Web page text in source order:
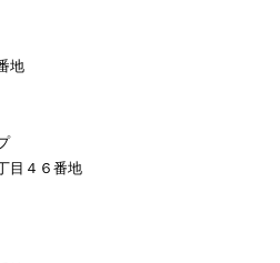
地
目４６番地